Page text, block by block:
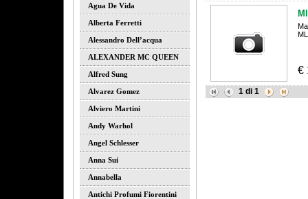
Agua De Vida
Alberta Ferretti
Alessandro Dell’acqua
ALEXANDER MC QUEEN
Alfred Sung
Alvarez Gomez
Alviero Martini
Andy Warhol
Angel Schlesser
Anna Sui
Annabella
Antichi Profumi Fiorentini
1di 1
ML
€